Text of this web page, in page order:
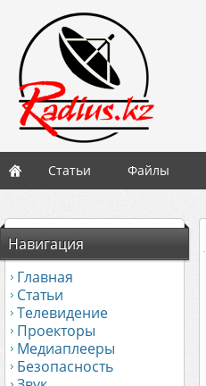
Статьи Файлы
Навигация
Главная
Статьи
Телевидение
Проекторы
Медиаплееры
Безопасность